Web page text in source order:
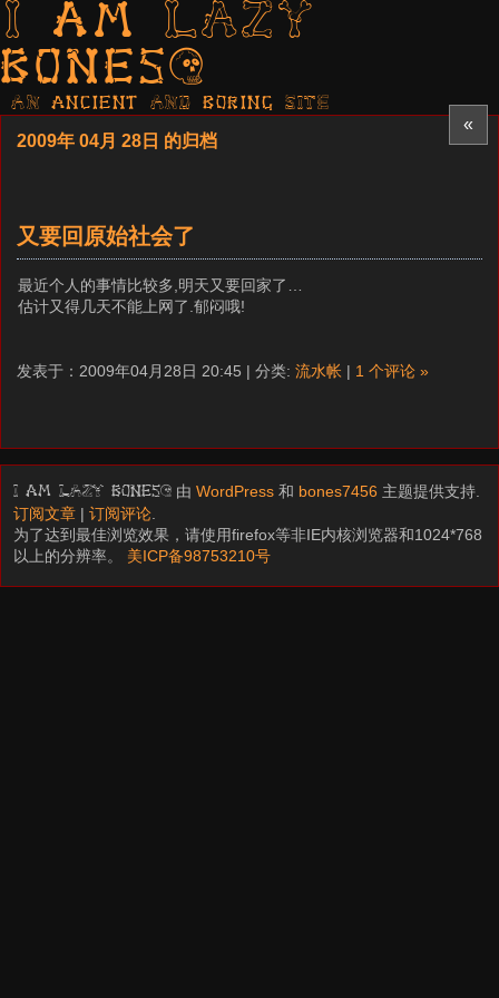
I am LAZY
bones?
AN ancient AND boring SITE
«
2009年 04月 28日 的归档
又要回原始社会了
最近个人的事情比较多,明天又要回家了…
估计又得几天不能上网了.郁闷哦!
发表于：2009年04月28日 20:45 | 分类: 流水帐 | 1 个评论 »
I am LAZY bones? 由WordPress 和 bones7456 主题提供支持.
订阅文章 |订阅评论
为了达到最佳浏览效果，请使用firefox等非IE内核浏览器和1024*768
以上的分辨率。 美ICP备98753210号